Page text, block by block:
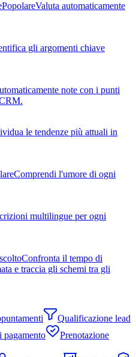
PopolareValuta automaticamente
gli argomenti chiave
note con i punti
le tendenze più attuali in
Comprendi l'umore di ogni
multilingue per ogni
Confronta il tempo di
e traccia gli schemi tra gli
Qualificazione lead
pagamento
Prenotazione